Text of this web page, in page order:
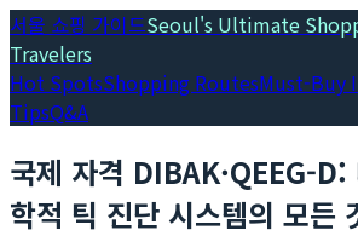
서울 쇼핑 가이드Seoul's Ultimate
Travelers
Hot SpotsShopping RoutesMust-Buy
TipsQ&A
국제 자격 DIBAK·QEEG-
학적 틱 진단 시스템의 모든